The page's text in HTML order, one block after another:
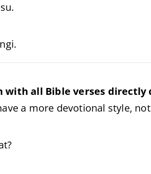
with all Bible verses directly
a more devotional style,